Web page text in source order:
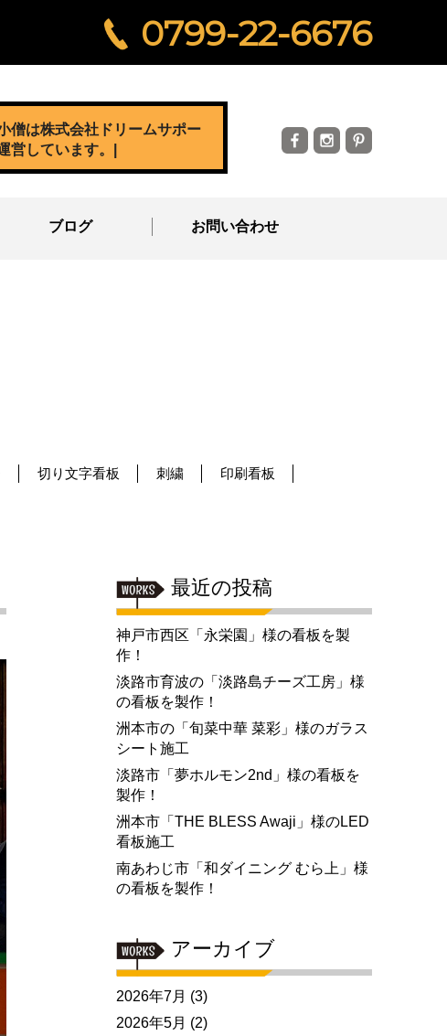
0799-22-6676
僧は株式会社ドリームサポー
営しています。
ブログ お問い合わせ
切り文字看板 刺繍 印刷看板
最近の投稿
神戸市西区「永栄園」様の看板を製
作！
淡路市育波の「淡路島チーズ工房」様
の看板を製作！
洲本市の「旬菜中華 菜彩」様のガラス
シート施工
淡路市「夢ホルモン2nd」様の看板を
製作！
洲本市「THE BLESS Awaji」様のLED
看板施工
南あわじ市「和ダイニング むら上」様
の看板を製作！
アーカイブ
2026年7月 (3)
2026年5月 (2)